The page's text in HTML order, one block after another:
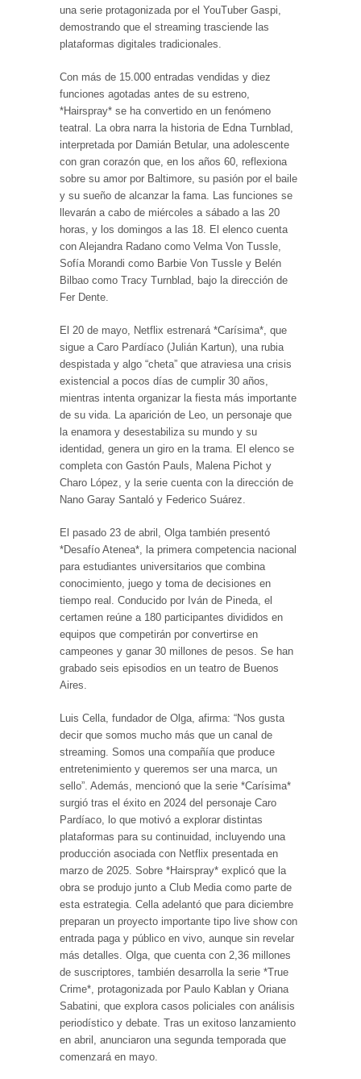
una serie protagonizada por el YouTuber Gaspi,
demostrando que el streaming trasciende las
plataformas digitales tradicionales.
Con más de 15.000 entradas vendidas y diez
funciones agotadas antes de su estreno,
*Hairspray* se ha convertido en un fenómeno
teatral. La obra narra la historia de Edna Turnblad,
interpretada por Damián Betular, una adolescente
con gran corazón que, en los años 60, reflexiona
sobre su amor por Baltimore, su pasión por el baile
y su sueño de alcanzar la fama. Las funciones se
llevarán a cabo de miércoles a sábado a las 20
horas, y los domingos a las 18. El elenco cuenta
con Alejandra Radano como Velma Von Tussle,
Sofía Morandi como Barbie Von Tussle y Belén
Bilbao como Tracy Turnblad, bajo la dirección de
Fer Dente.
El 20 de mayo, Netflix estrenará *Carísima*, que
sigue a Caro Pardíaco (Julián Kartun), una rubia
despistada y algo “cheta” que atraviesa una crisis
existencial a pocos días de cumplir 30 años,
mientras intenta organizar la fiesta más importante
de su vida. La aparición de Leo, un personaje que
la enamora y desestabiliza su mundo y su
identidad, genera un giro en la trama. El elenco se
completa con Gastón Pauls, Malena Pichot y
Charo López, y la serie cuenta con la dirección de
Nano Garay Santaló y Federico Suárez.
El pasado 23 de abril, Olga también presentó
*Desafío Atenea*, la primera competencia nacional
para estudiantes universitarios que combina
conocimiento, juego y toma de decisiones en
tiempo real. Conducido por Iván de Pineda, el
certamen reúne a 180 participantes divididos en
equipos que competirán por convertirse en
campeones y ganar 30 millones de pesos. Se han
grabado seis episodios en un teatro de Buenos
Aires.
Luis Cella, fundador de Olga, afirma: “Nos gusta
decir que somos mucho más que un canal de
streaming. Somos una compañía que produce
entretenimiento y queremos ser una marca, un
sello”. Además, mencionó que la serie *Carísima*
surgió tras el éxito en 2024 del personaje Caro
Pardíaco, lo que motivó a explorar distintas
plataformas para su continuidad, incluyendo una
producción asociada con Netflix presentada en
marzo de 2025. Sobre *Hairspray* explicó que la
obra se produjo junto a Club Media como parte de
esta estrategia. Cella adelantó que para diciembre
preparan un proyecto importante tipo live show con
entrada paga y público en vivo, aunque sin revelar
más detalles. Olga, que cuenta con 2,36 millones
de suscriptores, también desarrolla la serie *True
Crime*, protagonizada por Paulo Kablan y Oriana
Sabatini, que explora casos policiales con análisis
periodístico y debate. Tras un exitoso lanzamiento
en abril, anunciaron una segunda temporada que
comenzará en mayo.